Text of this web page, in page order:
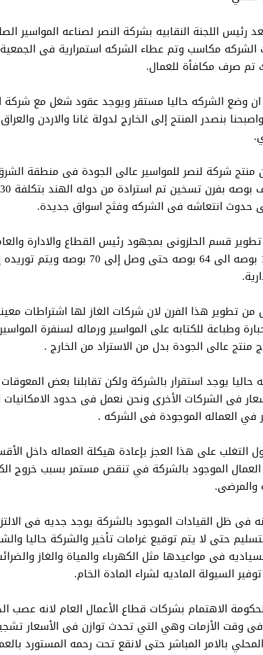
رئيس اللجنة النقابيه بشركة النصر لصناعه المواسير
مكاسب وتم عطاء الشركه استمرارية فى الجمعية
تم صرف مكافأة للعمال.
وضع الشركه حاليا مستقر ويوجد عقود شغل مع شركة
بنصدر المنتج إلى الخارج لدولة غانا والاردن
منتج شركة لنصر للمواسير عالى الجودة فى منطقة
حدوث انتعاشه فى الشركه وفثح اسواق جديدة.
قسم الحلزونى بمجهود رئيس القطاع والادارة
بالمنتج من 10 بوصه الى 64 بوصه حتى وصل
من تطوير هذا الفرن لان شركات الغاز لها اشتراطات
وطباعة للكتابه على المواسير ورماله لسنفرة
منتج عالى الجودة بدل من الاستراد من الخارج .
حاليا يوجد استقرار بالشركة ولكن تقابلنا بعض
فى الشركات الأخرى ونحن نعمل فى حدود الامكانيات
في العماله الموجودة فى الشركه .
التغلب على هذا العجز بإعادة هيكلة العماله داخل
الموجود بالشركة في تنقص مستمر بسبب خروج
والمرضى.
فى ظل القيادات الموجود بالشركة يوجد جديه فى
حتى لا يتم توقيع غرامات تأخير والشركة حاليا
فى مواعيدها مثل الكهرباء والمياة والغاز
السيولة الماديه لشراء المادة الخام.
الاهتمام بشركات قطاع الأعمال العام لانه عصب
فى وقت الأزمات وهي التي تحدث توازن فى الأسعار
بالامر المباشر حتى لانقع تحت رحمه المستورد